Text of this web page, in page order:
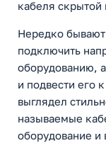
кабеля скрытой
Нередко
подключить
оборудованию,
и подвести его
выглядел
называемые
оборудование и